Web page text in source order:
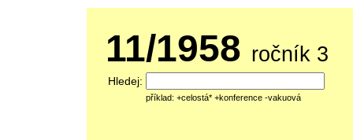
11/1958 ročník 3
Hledej:
příklad: +celostá* +konference -vakuová